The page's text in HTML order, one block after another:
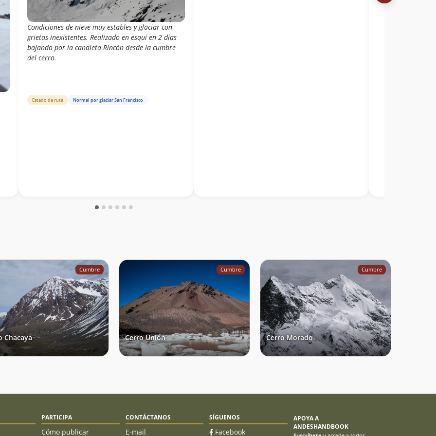
Condiciones de nieve muy estables y glaciar con
grietas inexistentes. Realizado en esquí en 2 días
bajando por la canaleta Rincón desde la cumbre
del cerro.
Estado de ruta Normal por glaciar San Francisco
Cumbre
Chacaya
Cumbre
Cerro Unión
Cumbre
Cerro Morado
PARTICIPA
Cómo publicar
CONTÁCTANOS
E-mail
SÍGUENOS
Facebook
APOYA A
ANDESHANDBOOK